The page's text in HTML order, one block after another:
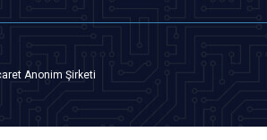
Anonim Şirketi